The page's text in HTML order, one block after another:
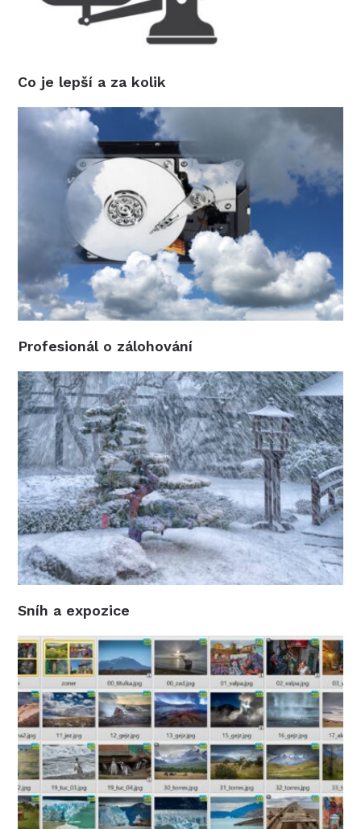
Co je lepší a za kolik
Profesionál o zálohování
Sníh a expozice